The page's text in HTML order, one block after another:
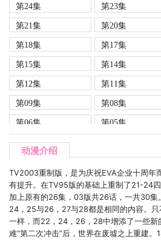
第24集
第23集
第21集
第20集
第18集
第17集
第15集
第14集
第12集
第11集
第09集
第08集
第06集
第05集
第03集
动漫介绍
TV2003重制版，是为庆祝EVA企业十周年
有提升。在TV95版的基础上重制了21-24四
加上原有的26集，03版共26话，一共30
24，25与26，27与28都是相同的内容。
一样，而22，24，26，28中增添了一些新
难“第二次冲击”后，世界在废墟之上重建